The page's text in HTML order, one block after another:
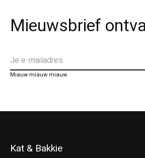
Mieuwsbrief
Miauw miauw miauw
Kat & Bakkie